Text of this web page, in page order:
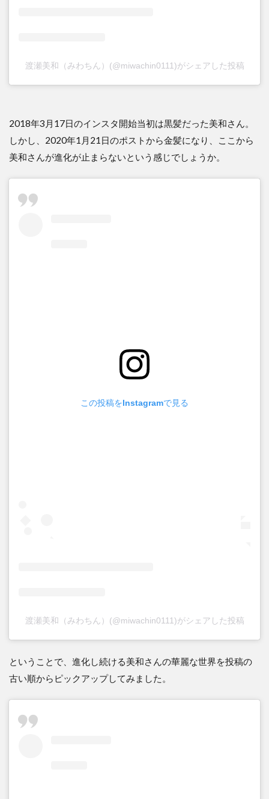
渡瀬美和（みわちん）(@miwachin0111)がシェアした投稿
2018年3月17日のインスタ開始当初は黒髪だった美和さん。
しかし、2020年1月21日のポストから金髪になり、ここから
美和さんが進化が止まらないという感じでしょうか。
この投稿をInstagramで見る
渡瀬美和（みわちん）(@miwachin0111)がシェアした投稿
ということで、進化し続ける美和さんの華麗な世界を投稿の
古い順からピックアップしてみました。